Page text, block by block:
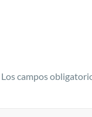
Los campos